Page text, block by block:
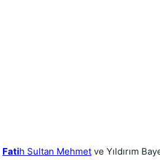
Fatih Sultan Mehmet ve Yıldırım